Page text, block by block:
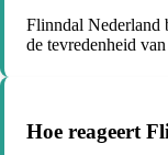
Flinndal Nederland
de tevredenheid
Hoe reageert